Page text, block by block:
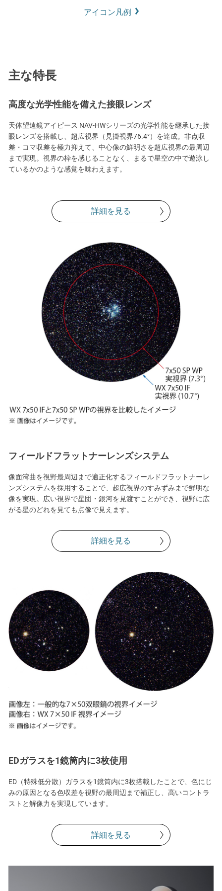
アイコン凡例
主な特長
高度な光学性能を備えた接眼レンズ
天体望遠鏡アイピース NAV-HWシリーズの光学性能を継承した接
眼レンズを搭載し、超広視界（見掛視界76.4°）を達成。非点収
差・コマ収差を極力抑えて、中心像の鮮明さを超広視界の最周辺
まで実現。視界の枠を感じることなく、まるで星空の中で遊泳し
ているかのような感覚を味わえます。
詳細を見る
フィールドフラットナーレンズシステム
像面湾曲を視野最周辺まで適正化するフィールドフラットナーレ
ンズシステムを採用することで、超広視界のすみずみまで鮮明な
像を実現。広い視界で星団・銀河を見渡すことができ、視野に広
がる星のどれを見ても点像で見えます。
詳細を見る
EDガラスを1鏡筒内に3枚使用
ED（特殊低分散）ガラスを1鏡筒内に3枚搭載したことで、色にじ
みの原因となる色収差を視野の最周辺まで補正し、高いコントラ
ストと解像力を実現しています。
詳細を見る